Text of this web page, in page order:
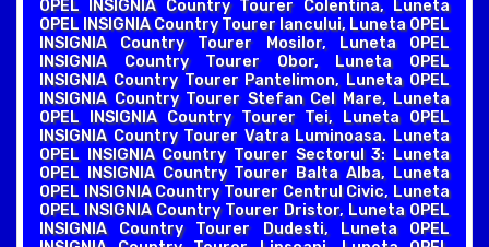
OPEL INSIGNIA Country Tourer Colentina, Luneta
OPEL INSIGNIA Country Tourer Iancului, Luneta OPEL
INSIGNIA Country Tourer Mosilor, Luneta OPEL
INSIGNIA Country Tourer Obor, Luneta OPEL
INSIGNIA Country Tourer Pantelimon, Luneta OPEL
INSIGNIA Country Tourer Stefan Cel Mare, Luneta
OPEL INSIGNIA Country Tourer Tei, Luneta OPEL
INSIGNIA Country Tourer Vatra Luminoasa. Luneta
OPEL INSIGNIA Country Tourer Sectorul 3: Luneta
OPEL INSIGNIA Country Tourer Balta Alba, Luneta
OPEL INSIGNIA Country Tourer Centrul Civic, Luneta
OPEL INSIGNIA Country Tourer Dristor, Luneta OPEL
INSIGNIA Country Tourer Dudesti, Luneta OPEL